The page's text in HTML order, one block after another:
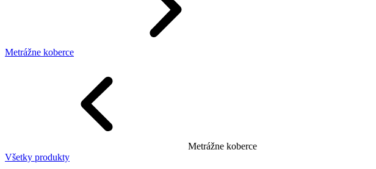
Metrážne koberce
Metrážne koberce
Všetky produkty